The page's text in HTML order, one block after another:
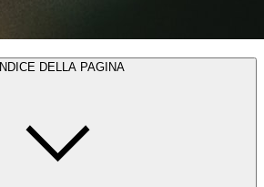
INDICE DELLA PAGINA